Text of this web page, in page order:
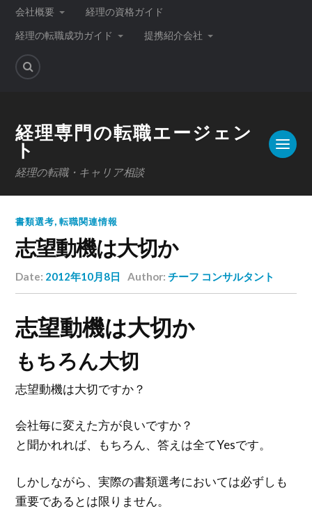
会社概要
経理の資格ガイド
経理の転職成功ガイド
提携紹介会社
経理専門の転職エージェン
ト
経理の転職・キャリア相談
書類選考,転職関連情報
志望動機は大切か
Date: 2012年10月8日 Author:チーフ コンサルタント
志望動機は大切か
もちろん大切
志望動機は大切ですか？
会社毎に変えた方が良いですか？
と聞かれれば、もちろん、答えは全てYesです。
しかしながら、実際の書類選考においては必ずしも
重要であるとは限りません。